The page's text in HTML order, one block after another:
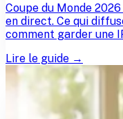
Coupe du Monde
en direct. Ce qui
comment garder une
Lire le guide →